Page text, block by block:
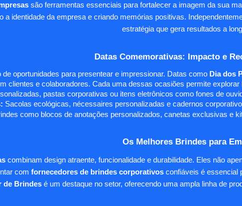
são ferramentas essenciais para fortalecer a imagem da sua
a identidade da empresa e criando memórias positivas.
estratégia que gera resultados a
Datas Comemorativas: Impacto e
de oportunidades para presentear e impressionar. Datas como Dia dos
clientes e colaboradores. Cada uma dessas ocasiões permite
pastas corporativas ou itens eletrônicos como fones de
Sacolas ecológicas, nécessaires personalizadas e cadernos
como blocos de anotações personalizados, canetas exclusivas e
Os Melhores Brindes para
combinam design atraente, funcionalidade e durabilidade. Eles não
com fornecedores de brindes corporativos confiáveis é essencial
de Brindesé um destaque no setor, oferecendo uma ampla linha de